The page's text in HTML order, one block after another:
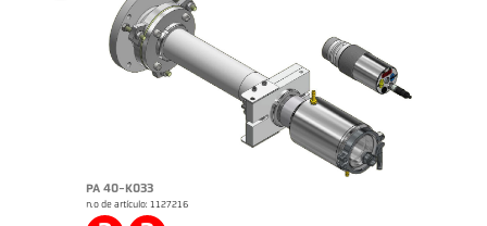
PA 40-K033
n.o de artículo: 1127216